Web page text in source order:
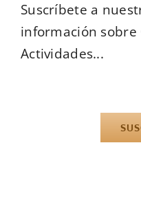
Suscríbete a
información sobre
Actividades...